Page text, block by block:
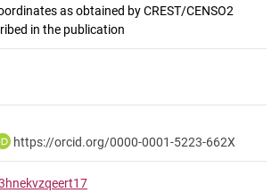
as obtained by CREST/CENSO2
in the publication
https://orcid.org/0000-0001-5223-662X